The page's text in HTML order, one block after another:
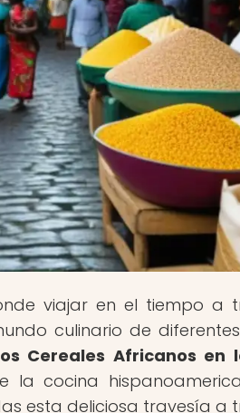
viajar en el tiempo a
culinario de
Cereales Africanos en
la cocina
esta deliciosa travesía a